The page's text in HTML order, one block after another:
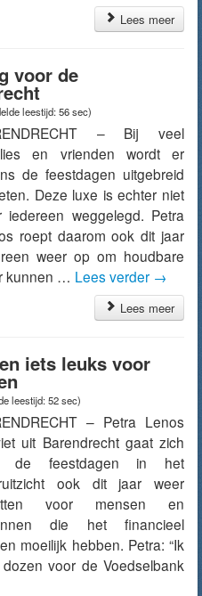
Lees meer
voor de
leestijd: 56 sec)
– Bij veel
en vrienden wordt er
de feestdagen uitgebreid
Deze luxe is echter niet
iedereen weggelegd. Petra
roept daarom ook dit jaar
weer op om houdbare
kunnen … Lees verder →
Lees meer
iets leuks voor
leestijd: 52 sec)
– Petra Lenos
uit Barendrecht gaat zich
de feestdagen in het
ook dit jaar weer
voor mensen en
die het financieel
moeilijk hebben. Petra: “Ik
voor de Voedselbank